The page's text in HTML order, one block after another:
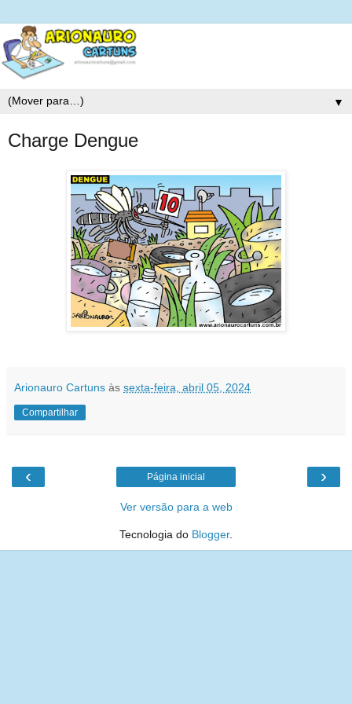
▼
Charge Dengue
Arionauro Cartuns às sexta-feira, abril 05, 2024
Compartilhar
‹ ›
Página inicial
Ver versão para a web
Tecnologia do Blogger.